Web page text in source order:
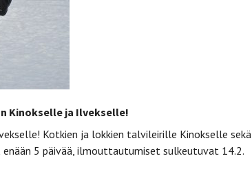
Kinokselle ja Ilvekselle!
Kotkien ja lokkien talvileirille Kinokselle sekä
5 päivää, ilmouttautumiset sulkeutuvat 14.2.